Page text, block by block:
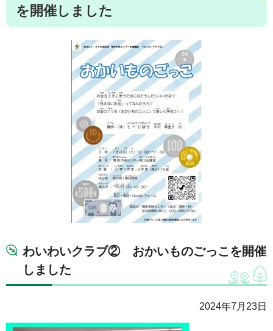
を開催しました
わいわいクラブ② おかいものごっこを開催
しました
2024年7月23日